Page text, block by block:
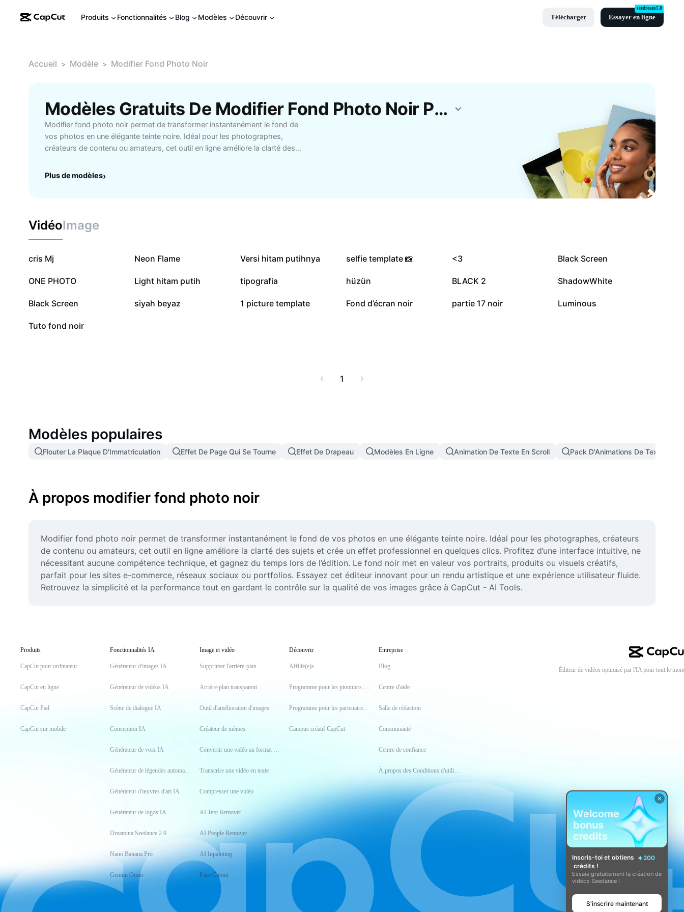
Produits Fonctionnalités Blog Modèles Découvrir Télécharger Essayer en ligne
seedream5.0
Accueil > Modèle > Modifier Fond Photo Noir
Modèles Gratuits De Modifier Fond Photo Noir Par CapCut
Modifier fond photo noir permet de transformer instantanément le fond de
vos photos en une élégante teinte noire. Idéal pour les photographes,
créateurs de contenu ou amateurs, cet outil en ligne améliore la clarté des
intuitive, ne nécessitant aucune compétence technique, et gagnez du temps
utilisateur fluide. Retrouvez la simplicité et la performance tout en gardant le
contrôle sur la qualité de vos images grâce à CapCut - AI Tools.
Plus de modèles›
VidéoImage
366,1 k
cris Mj 147,4 k
Neon Flame 128,3 k
Versi hitam putihnya 84,7 k
selfie template 📸 77,1 k
<3 53,8 k
Black Screen
45,4 k
ONE PHOTO 44,5 k
Light hitam putih 40,7 k
tipografia 9,9 k
hüzün 3 k
BLACK 2 1,9 k
ShadowWhite
1,5 k
Black Screen 1,3 k
siyah beyaz 1,3 k
1 picture template 3
Fond d’écran noir 1
partie 17 noir 0
Luminous
0
Tuto fond noir
1
Modèles populaires
Flouter La Plaque D'Immatriculation Effet De Page Qui Se Tourne Effet De Drapeau Modèles En Ligne Animation De Texte En Scroll Pack D'Animations De Texte
À propos modifier fond photo noir
Modifier fond photo noir permet de transformer instantanément le fond de vos photos en une élégante teinte noire. Idéal pour les photographes, créateurs
de contenu ou amateurs, cet outil en ligne améliore la clarté des sujets et crée un effet professionnel en quelques clics. Profitez d’une interface intuitive, ne
nécessitant aucune compétence technique, et gagnez du temps lors de l’édition. Le fond noir met en valeur vos portraits, produits ou visuels créatifs,
parfait pour les sites e-commerce, réseaux sociaux ou portfolios. Essayez cet éditeur innovant pour un rendu artistique et une expérience utilisateur fluide.
Retrouvez la simplicité et la performance tout en gardant le contrôle sur la qualité de vos images grâce à CapCut - AI Tools.
Produits
CapCut pour ordinateur
CapCut en ligne
CapCut Pad
CapCut sur mobile
Fonctionnalités IA
Générateur d'images IA
Générateur de vidéos IA
Scène de dialogue IA
Conception IA
Générateur de voix IA
Générateur de légendes automatiques
Générateur d'œuvres d'art IA
Générateur de logos IA
Dreamina Seedance 2.0
Nano Banana Pro
Gemini Omni
Image et vidéo
Supprimer l'arrière-plan
Arrière-plan transparent
Outil d'amélioration d'images
Créateur de mèmes
Convertir une vidéo au format MP4
Transcrire une vidéo en texte
Compresser une vidéo
AI Text Remover
AI People Remover
AI Inpainting
Face Cutout
Découvrir
Affilié(e)s
Programme pour les pionniers et pionnières
Programme pour les partenaires créatifs
Campus créatif CapCut
Entreprise
Blog
Centre d'aide
Salle de rédaction
Communauté
Centre de confiance
À propos des Conditions d'utilisation de CapCut
Éditeur de vidéos optimisé par l'IA pour tout le
Welcome
bonus
credits
Inscris-toi et obtiens
200
crédits !
Essaie gratuitement la création de
vidéos Seedance !
S'inscrire maintenant